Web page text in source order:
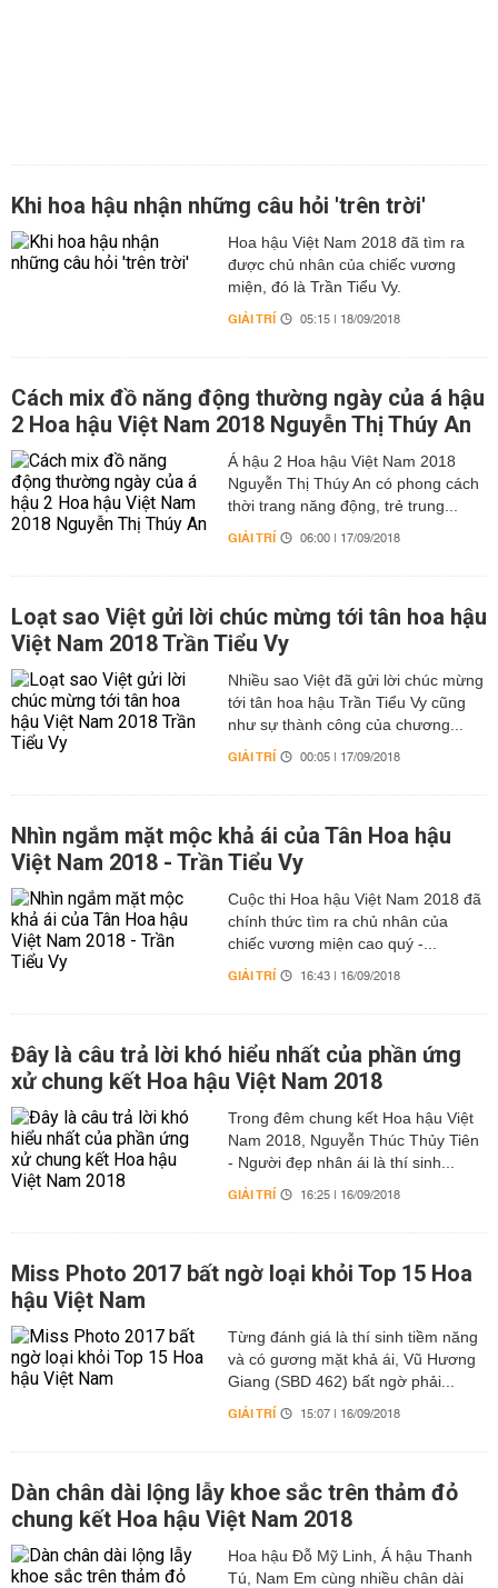
Khi hoa hậu nhận những câu hỏi 'trên trời'
Hoa hậu Việt Nam 2018 đã tìm ra
được chủ nhân của chiếc vương
miện, đó là Trần Tiểu Vy.
GIẢI TRÍ 05:15 | 18/09/2018
Cách mix đồ năng động thường ngày của á hậu
2 Hoa hậu Việt Nam 2018 Nguyễn Thị Thúy An
Á hậu 2 Hoa hậu Việt Nam 2018
Nguyễn Thị Thúy An có phong cách
thời trang năng động, trẻ trung...
GIẢI TRÍ 06:00 | 17/09/2018
Loạt sao Việt gửi lời chúc mừng tới tân hoa hậu
Việt Nam 2018 Trần Tiểu Vy
Nhiều sao Việt đã gửi lời chúc mừng
tới tân hoa hậu Trần Tiểu Vy cũng
như sự thành công của chương...
GIẢI TRÍ 00:05 | 17/09/2018
Nhìn ngắm mặt mộc khả ái của Tân Hoa hậu
Việt Nam 2018 - Trần Tiểu Vy
Cuộc thi Hoa hậu Việt Nam 2018 đã
chính thức tìm ra chủ nhân của
chiếc vương miện cao quý -...
GIẢI TRÍ 16:43 | 16/09/2018
Đây là câu trả lời khó hiểu nhất của phần ứng
xử chung kết Hoa hậu Việt Nam 2018
Trong đêm chung kết Hoa hậu Việt
Nam 2018, Nguyễn Thúc Thủy Tiên
- Người đẹp nhân ái là thí sinh...
GIẢI TRÍ 16:25 | 16/09/2018
Miss Photo 2017 bất ngờ loại khỏi Top 15 Hoa
hậu Việt Nam
Từng đánh giá là thí sinh tiềm năng
và có gương mặt khả ái, Vũ Hương
Giang (SBD 462) bất ngờ phải...
GIẢI TRÍ 15:07 | 16/09/2018
Dàn chân dài lộng lẫy khoe sắc trên thảm đỏ
chung kết Hoa hậu Việt Nam 2018
Hoa hậu Đỗ Mỹ Linh, Á hậu Thanh
Tú, Nam Em cùng nhiều chân dài